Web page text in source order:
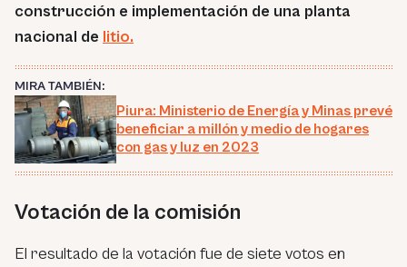
construcción e implementación de una planta
nacional de litio.
MIRA TAMBIÉN:
Piura: Ministerio de Energía y Minas prevé
beneficiar a millón y medio de hogares
con gas y luz en 2023
Votación de la comisión
El resultado de la votación fue de siete votos en